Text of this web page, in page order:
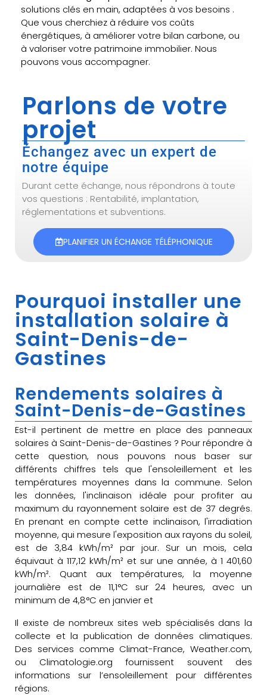
solutions clés en main, adaptées à vos besoins .
Que vous cherchiez à réduire vos coûts
énergétiques, à améliorer votre bilan carbone, ou
à valoriser votre patrimoine immobilier. Nous
pouvons vous accompagner.
Parlons de votre
projet
Échangez avec un expert de
notre équipe
Durant cette échange, nous répondrons à toute
vos questions : Rentabilité, implantation,
réglementations et subventions.
PLANIFIER UN ÉCHANGE TÉLÉPHONIQUE
Pourquoi installer une
installation solaire à
Saint-Denis-de-
Gastines
Rendements solaires à
Saint-Denis-de-Gastines
Est-il pertinent de mettre en place des panneaux
solaires à Saint-Denis-de-Gastines ? Pour répondre à
cette question, nous pouvons nous baser sur
différents chiffres tels que l'ensoleillement et les
températures moyennes dans la commune. Selon
les données, l'inclinaison idéale pour profiter au
maximum du rayonnement solaire est de 37 degrés.
En prenant en compte cette inclinaison, l'irradiation
moyenne, qui mesure l'exposition aux rayons du soleil,
est de 3,84 kWh/m² par jour. Sur un mois, cela
équivaut à 117,12 kWh/m² et sur une année, à 1 401,60
kWh/m². Quant aux températures, la moyenne
journalière est de 11,1°C sur 24 heures, avec un
minimum de 4,8°C en janvier et
Il existe de nombreux sites web spécialisés dans la
collecte et la publication de données climatiques.
Des services comme Climat-France, Weather.com,
ou Climatologie.org fournissent souvent des
informations sur l’ensoleillement pour différentes
régions.